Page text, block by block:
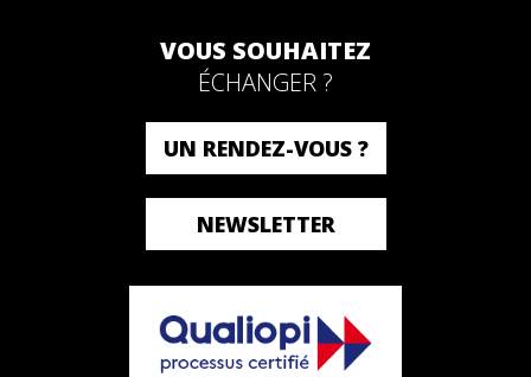
VOUS SOUHAITEZ
ÉCHANGER ?
UN RENDEZ-VOUS ?
NEWSLETTER